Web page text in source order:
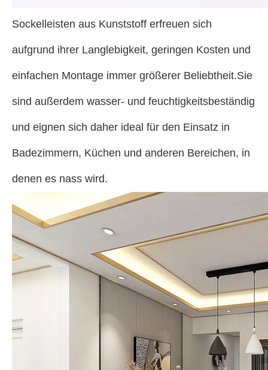
Sockelleisten aus Kunststoff erfreuen sich
aufgrund ihrer Langlebigkeit, geringen Kosten und
einfachen Montage immer größerer Beliebtheit.Sie
sind außerdem wasser- und feuchtigkeitsbeständig
und eignen sich daher ideal für den Einsatz in
Badezimmern, Küchen und anderen Bereichen, in
denen es nass wird.